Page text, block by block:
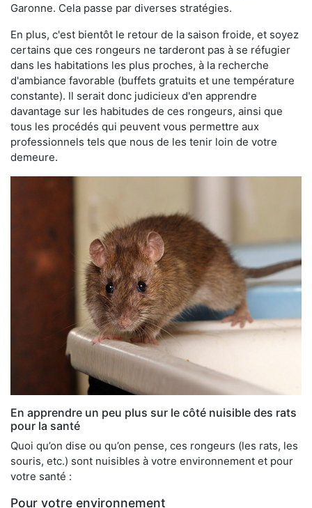
Garonne. Cela passe par diverses stratégies.
En plus, c'est bientôt le retour de la saison froide, et soyez
certains que ces rongeurs ne tarderont pas à se réfugier
dans les habitations les plus proches, à la recherche
d'ambiance favorable (buffets gratuits et une température
constante). Il serait donc judicieux d'en apprendre
davantage sur les habitudes de ces rongeurs, ainsi que
tous les procédés qui peuvent vous permettre aux
professionnels tels que nous de les tenir loin de votre
demeure.
En apprendre un peu plus sur le côté nuisible des rats
pour la santé
Quoi qu’on dise ou qu’on pense, ces rongeurs (les rats, les
souris, etc.) sont nuisibles à votre environnement et pour
votre santé :
Pour votre environnement